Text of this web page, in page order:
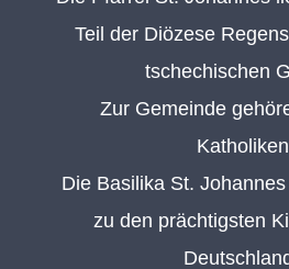
Teil der Diözese
tschechischen
Zur Gemeinde
Die Basilika St.
zu den prächtigsten